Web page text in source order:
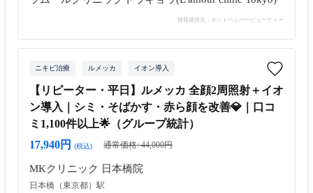
情報提供元：ホットペッパービューティー
ニキビ治療 ルメッカ イオン導入
【リピーター・平日】ルメッカ 全顔2周照射＋イオ
ン導入｜シミ・そばかす・赤ら顔を改善💎｜口コ
ミ1,100件以上🌟（グループ統計）
17,940円
(税込) 通常価格: 44,000円
MKクリニック 日本橋院
日本橋（東京都）駅